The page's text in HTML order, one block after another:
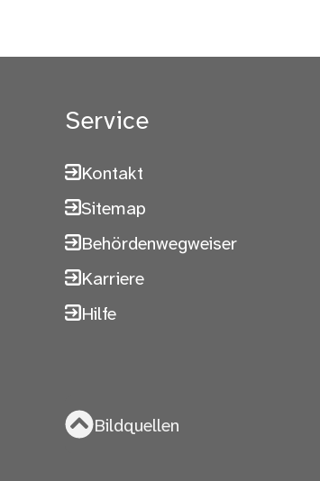
Service
Kontakt
Sitemap
Behördenwegweiser
Karriere
Hilfe
Bildquellen